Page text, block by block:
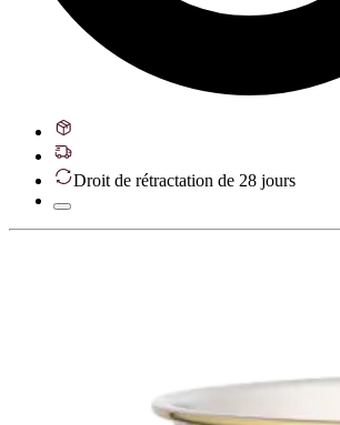
Droit de rétractation de 28 jours